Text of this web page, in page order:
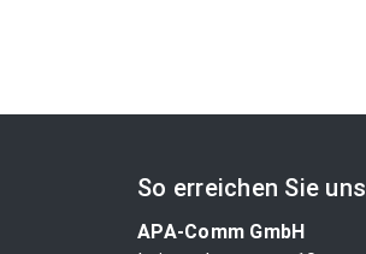
So erreichen Sie uns
APA-Comm GmbH